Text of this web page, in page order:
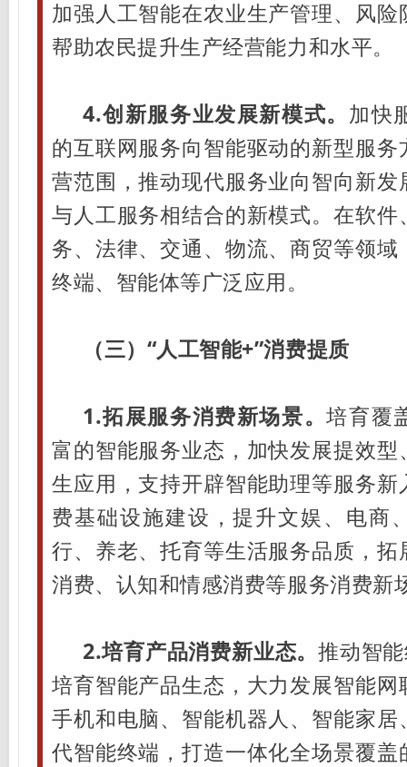
加强人工智能在农业生产管理、风
帮助农民提升生产经营能力和水平。
4.创新服务业发展新模式。 加快
的互联网服务向智能驱动的新型服
营范围，推动现代服务业向智向新
与人工服务相结合的新模式。在软
务、法律、交通、物流、商贸等领
终端、智能体等广泛应用。
（三）“人工智能+”消费提质
1.拓展服务消费新场景。培育覆
富的智能服务业态，加快发展提效
生应用，支持开辟智能助理等服务
费基础设施建设，提升文娱、电商
行、养老、托育等生活服务品质，
消费、认知和情感消费等服务消费新
2.培育产品消费新业态。推动智
培育智能产品生态，大力发展智能
手机和电脑、智能机器人、智能家
代智能终端，打造一体化全场景覆